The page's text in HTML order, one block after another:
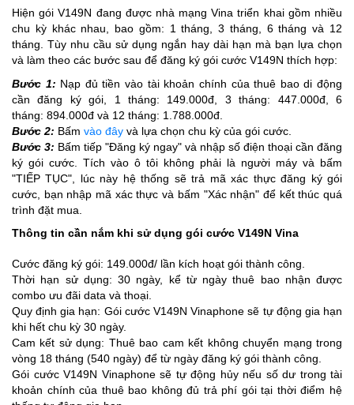
Hiện gói V149N đang được nhà mạng Vina triển khai gồm nhiều
chu kỳ khác nhau, bao gồm: 1 tháng, 3 tháng, 6 tháng và 12
tháng. Tùy nhu cầu sử dụng ngắn hay dài hạn mà bạn lựa chọn
và làm theo các bước sau để đăng ký gói cước V149N thích hợp:
Bước 1: Nạp đủ tiền vào tài khoản chính của thuê bao di động
cần đăng ký gói, 1 tháng: 149.000đ, 3 tháng: 447.000đ, 6
tháng: 894.000đ và 12 tháng: 1.788.000đ.
Bước 2: Bấm vào đây và lựa chọn chu kỳ của gói cước.
Bước 3: Bấm tiếp "Đăng ký ngay" và nhập số điện thoại cần đăng
ký gói cước. Tích vào ô tôi không phải là người máy và bấm
"TIẾP TỤC", lúc này hệ thống sẽ trả mã xác thực đăng ký gói
cước, bạn nhập mã xác thực và bấm "Xác nhận" để kết thúc quá
trình đặt mua.
Thông tin cần nắm khi sử dụng gói cước V149N Vina
Cước đăng ký gói: 149.000đ/ lần kích hoạt gói thành công.
Thời hạn sử dụng: 30 ngày, kể từ ngày thuê bao nhận được
combo ưu đãi data và thoại.
Quy định gia hạn: Gói cước V149N Vinaphone sẽ tự động gia hạn
khi hết chu kỳ 30 ngày.
Cam kết sử dụng: Thuê bao cam kết không chuyển mạng trong
vòng 18 tháng (540 ngày) để từ ngày đăng ký gói thành công.
Gói cước V149N Vinaphone sẽ tự động hủy nếu số dư trong tài
khoản chính của thuê bao không đủ trả phí gói tại thời điểm hệ